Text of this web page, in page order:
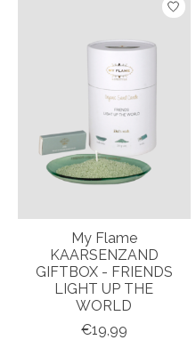
My Flame
KAARSENZAND
GIFTBOX - FRIENDS
LIGHT UP THE
WORLD
€19,99